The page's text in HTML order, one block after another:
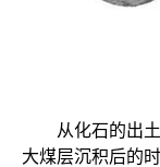
从化石的出土
大煤层沉积后的